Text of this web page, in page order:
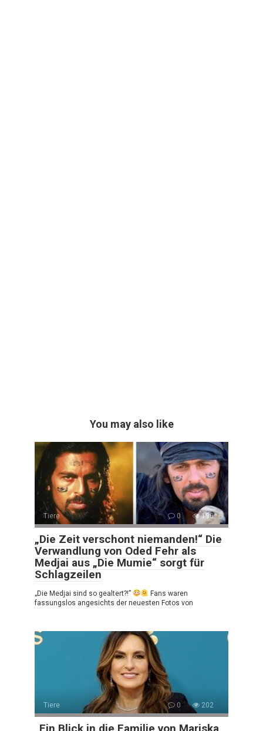
You may also like
Tiere 0 190
„Die Zeit verschont niemanden!“ Die
Verwandlung von Oded Fehr als
Medjai aus „Die Mumie“ sorgt für
Schlagzeilen
„Die Medjai sind so gealtert?!”
Fans waren
fassungslos angesichts der neuesten Fotos von
Tiere 0 202